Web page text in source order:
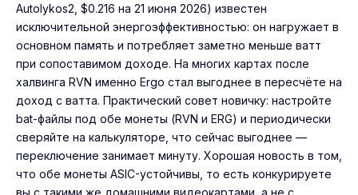
Autolykos2, $0.216 на 21 июня 2026) известен
исключительной энергоэффективностью: он нагружает в
основном память и потребляет заметно меньше ватт
при сопоставимом доходе. На многих картах после
халвинга RVN именно Ergo стал выгоднее в пересчёте на
доход с ватта. Практический совет новичку: настройте
bat-файлы под обе монеты (RVN и ERG) и периодически
сверяйте на калькуляторе, что сейчас выгоднее —
переключение занимает минуту. Хорошая новость в том,
что обе монеты ASIC-устойчивы, то есть конкурируете
вы с такими же домашними видеокартами, а не с